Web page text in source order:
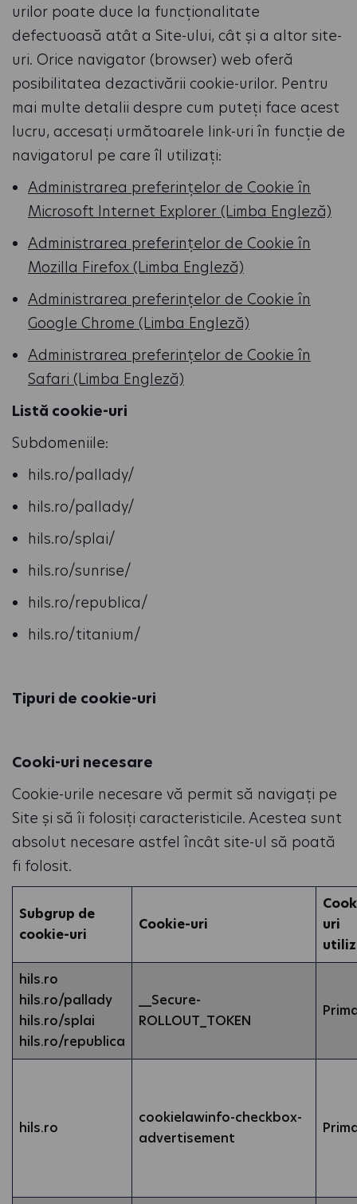
urilor poate duce la funcționalitate
defectuoasă atât a Site-ului, cât și a altor site-
uri. Orice navigator (browser) web oferă
posibilitatea dezactivării cookie-urilor. Pentru
mai multe detalii despre cum puteți face acest
lucru, accesați următoarele link-uri în funcție de
navigatorul pe care îl utilizați:
Administrarea preferințelor de Cookie în
Microsoft Internet Explorer (Limba Engleză)
Administrarea preferințelor de Cookie în
Mozilla Firefox (Limba Engleză)
Administrarea preferințelor de Cookie în
Google Chrome (Limba Engleză)
Administrarea preferințelor de Cookie în
Safari (Limba Engleză)
Listă cookie-uri
Subdomeniile:
hils.ro/pallady/
hils.ro/pallady/
hils.ro/splai/
hils.ro/sunrise/
hils.ro/republica/
hils.ro/titanium/
Tipuri de cookie-uri
Cooki-uri necesare
Cookie-urile necesare vă permit să navigați pe
Site și să îi folosiți caracteristicile. Acestea sunt
absolut necesare astfel încât site-ul să poată
fi folosit.
Subgrup de
cookie-uri
Cookie-uri
uri
hils.ro
hils.ro/pallady
hils.ro/splai
hils.ro/republica
__Secure-
ROLLOUT_TOKEN
hils.ro
cookielawinfo-checkbox-
advertisement